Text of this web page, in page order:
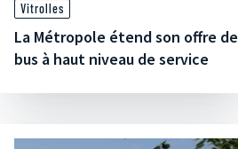
Vitrolles
La Métropole étend son offre de
bus à haut niveau de service